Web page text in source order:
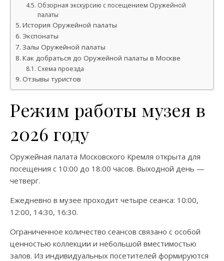
Обзорная экскурсию с посещением Оружейной
палаты
История Оружейной палаты
Экспонаты
Залы Оружейной палаты
Как добраться до Оружейной палаты в Москве
Схема проезда
Отзывы туристов
Режим работы музея в
2026 году
Оружейная палата Московского Кремля открыта для
посещения с 10:00 до 18:00 часов. Выходной день —
четверг.
Ежедневно в музее проходит четыре сеанса: 10:00,
12:00, 14:30, 16:30.
Ограниченное количество сеансов связано с особой
ценностью коллекции и небольшой вместимостью
залов. Из индивидуальных посетителей формируются